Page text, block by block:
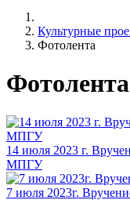
Культурные
Фотолента
Фотолента
14 июля 2023 г.
МПГУ
7 июля 2023г.